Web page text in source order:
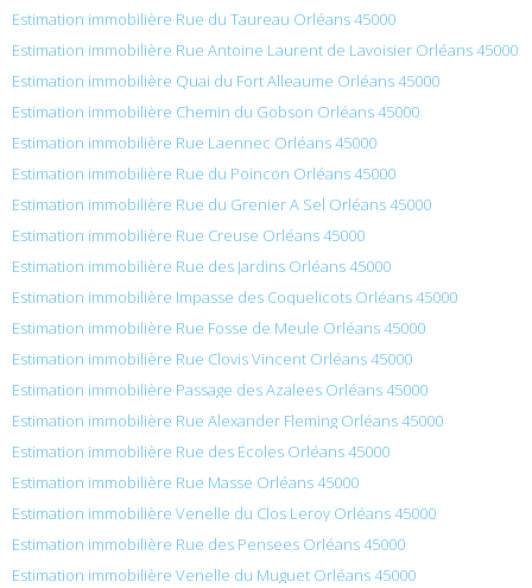
Estimation immobilière Rue du Taureau Orléans 45000
Estimation immobilière Rue Antoine Laurent de Lavoisier Orléans 45000
Estimation immobilière Quai du Fort Alleaume Orléans 45000
Estimation immobilière Chemin du Gobson Orléans 45000
Estimation immobilière Rue Laennec Orléans 45000
Estimation immobilière Rue du Poincon Orléans 45000
Estimation immobilière Rue du Grenier A Sel Orléans 45000
Estimation immobilière Rue Creuse Orléans 45000
Estimation immobilière Rue des Jardins Orléans 45000
Estimation immobilière Impasse des Coquelicots Orléans 45000
Estimation immobilière Rue Fosse de Meule Orléans 45000
Estimation immobilière Rue Clovis Vincent Orléans 45000
Estimation immobilière Passage des Azalees Orléans 45000
Estimation immobilière Rue Alexander Fleming Orléans 45000
Estimation immobilière Rue des Écoles Orléans 45000
Estimation immobilière Rue Masse Orléans 45000
Estimation immobilière Venelle du Clos Leroy Orléans 45000
Estimation immobilière Rue des Pensees Orléans 45000
Estimation immobilière Venelle du Muguet Orléans 45000